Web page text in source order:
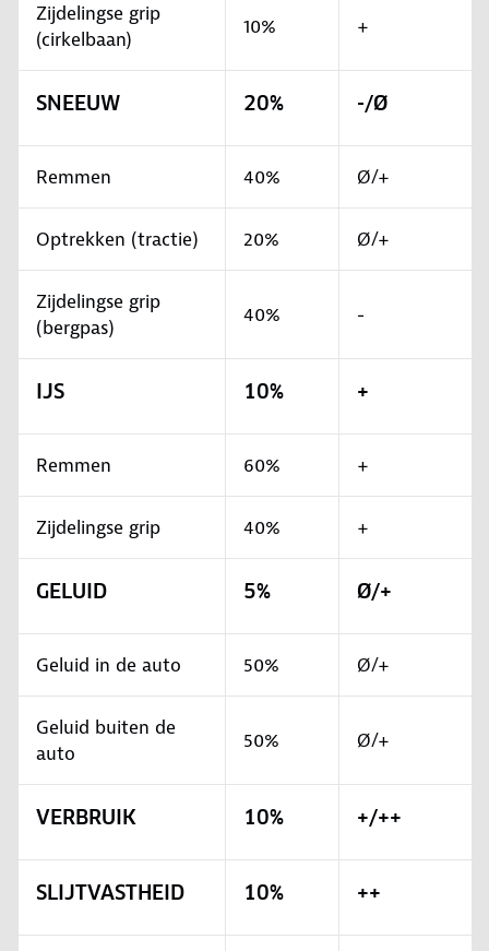
Zijdelingse grip
(cirkelbaan)
10% +
SNEEUW 20% -/Ø
Remmen 40% Ø/+
Optrekken (tractie) 20% Ø/+
Zijdelingse grip
(bergpas)
40% -
IJS 10% +
Remmen 60% +
Zijdelingse grip 40% +
GELUID 5% Ø/+
Geluid in de auto 50% Ø/+
Geluid buiten de
auto
50% Ø/+
VERBRUIK 10% +/++
SLIJTVASTHEID 10% ++